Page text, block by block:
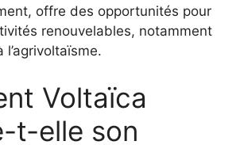
offre des opportunités pour
renouvelables, notamment
Voltaïca
t-elle son